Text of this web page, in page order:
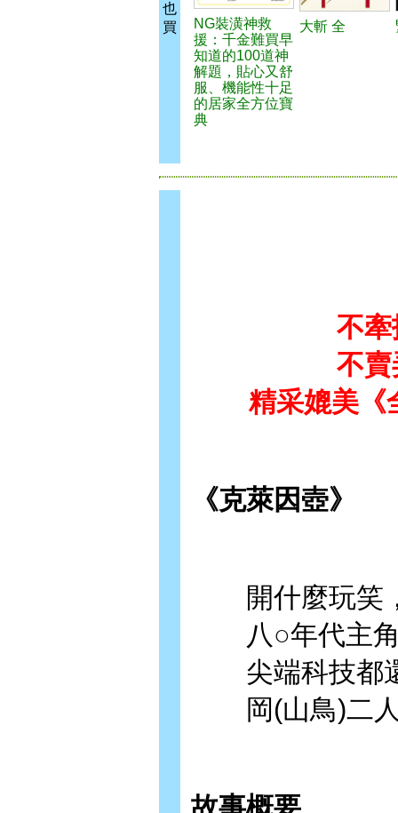
也
買
NG裝潢神救
援：千金難買早
知道的100道神
解題，貼心又舒
服、機能性十足
的居家全方位寶
典
大斬 全
不
不
精采媲美《
《克萊因壺》
開什麼玩笑
八○年代主角
尖端科技都
岡(山鳥)二人